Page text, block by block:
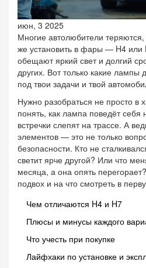
июн, 3 2025
Многие автолюбители теряются,
же установить в фары — H4 или
обещают яркий свет и долгий
других. Вот только какие лампы
под твои задачи и твой
Нужно разобраться не просто в
понять, как лампа поведёт себя
встречки слепят на трассе. А
элементов — это не только
безопасности. Кто не
светит ярче другой? Или что
месяца, а она опять
подвох и на что смотреть в
Чем отличаются H4 и H7
Плюсы и минусы каждого
Что учесть при покупке
Лайфхаки по установке и